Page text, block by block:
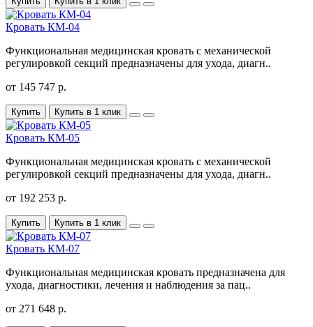
Кровать КМ-04
Функциональная медицинская кровать с механической
регулировкой секций предназначены для ухода, диагн..
от 145 747 р.
Купить Купить в 1 клик
Кровать КМ-05
Функциональная медицинская кровать с механической
регулировкой секций предназначены для ухода, диагн..
от 192 253 р.
Купить Купить в 1 клик
Кровать КМ-07
Функциональная медицинская кровать предназначена для
ухода, диагностики, лечения и наблюдения за пац..
от 271 648 р.